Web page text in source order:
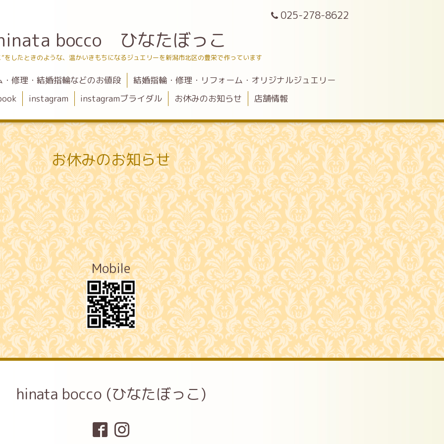
025-278-8622
bocco ひなたぼっこ
をしたときのような、温かいきもちになるジュエリーを新潟市北区の豊栄で作っています
・修理・結婚指輪などのお値段
結婚指輪・修理・リフォーム・オリジナルジュエリー
instagram instagramブライダル お休みのお知らせ 店舗情報
お休みのお知らせ
Mobile
hinata bocco (ひなたぼっこ)